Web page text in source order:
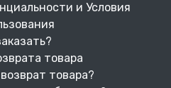
и Условия
товара
товара?